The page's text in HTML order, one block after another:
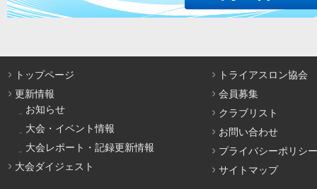
トップページ
更新情報
お知らせ
大会・イベント情報
大会レポート・記録更新情報
大会ダイジェスト
トライアスロン協会
会員募集
クラブリスト
お問い合わせ
プライバシーポリシー
サイトマップ